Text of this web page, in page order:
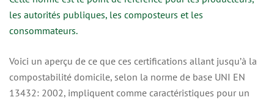
les autorités publiques, les composteurs et les
consommateurs.
Voici un aperçu de ce que ces certifications allant jusqu’à la
compostabilité domicile, selon la norme de base UNI EN
13432: 2002, impliquent comme caractéristiques pour un